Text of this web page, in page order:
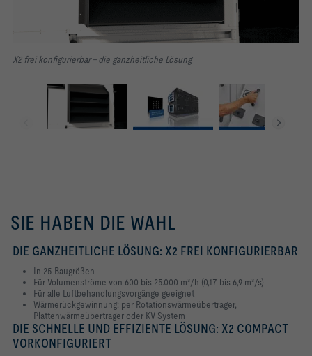
X2 frei konfigurierbar - die ganzheitliche Lösung
SIE HABEN DIE WAHL
DIE GANZHEITLICHE LÖSUNG: X2 FREI KONFIGURIERBAR
In 25 Baugrößen
Für Volumenströme von 600 bis 25.000 m³/h (0,17 bis 6,9 m³/s)
Für alle Luftbehandlungsvorgänge geeignet
Wärmerückgewinnung: per Rotationswärmeübertrager,
Plattenwärmeübertrager oder KV-System
DIE SCHNELLE UND EFFIZIENTE LÖSUNG: X2 COMPACT
VORKONFIGURIERT